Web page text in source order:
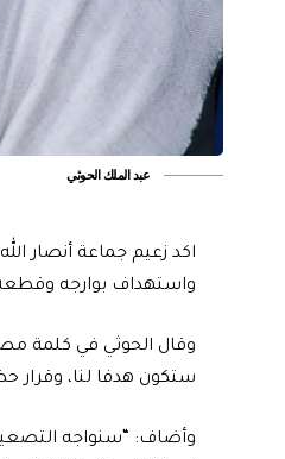
عبد الملك الحوثي
اكد زعيم جماعة أنصار
واستهداف بوارجه
وقال الحوثي في كلمة
ستكون هدفا لنا، وقرار
وأضاف: “سنواجه التصعيد